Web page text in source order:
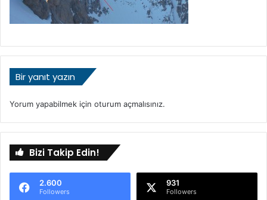
Bir yanıt yazın
Yorum yapabilmek için oturum açmalısınız.
Bizi Takip Edin!
2.600
Followers
931
Followers